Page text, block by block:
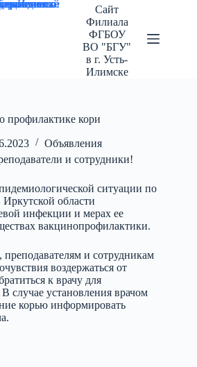
Сайт
Филиала
ФГБОУ
ВО "БГУ"
в г. Усть-
Илимске
профилактике кори
Объявления
и сотрудники!
ситуации по
Иркутской области
инфекции и мерах ее
вакцинопрофилактики.
преподавателям и сотрудникам
воздержаться от
к врачу для
случае установления врачом
корью информировать